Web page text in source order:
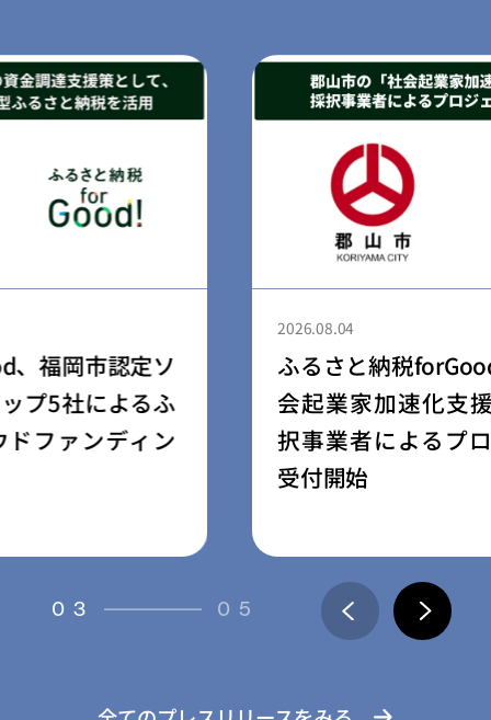
ふるさと納税forGood、郡山市の「社
会起業家加速化支援プログラム」採
択事業者によるプロジェクトの寄附
03 05